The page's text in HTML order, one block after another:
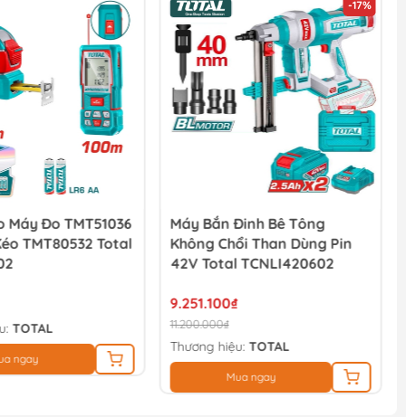
Máy Đo TMT51036
TMT80532 Total
TOTAL
ngay
-17%
Máy Bắn Đinh Bê Tông
Không Chổi Than Dùng Pin
42V Total TCNLI420602
9.251.100₫
11.200.000₫
Thương hiệu: TOTAL
Mua ngay